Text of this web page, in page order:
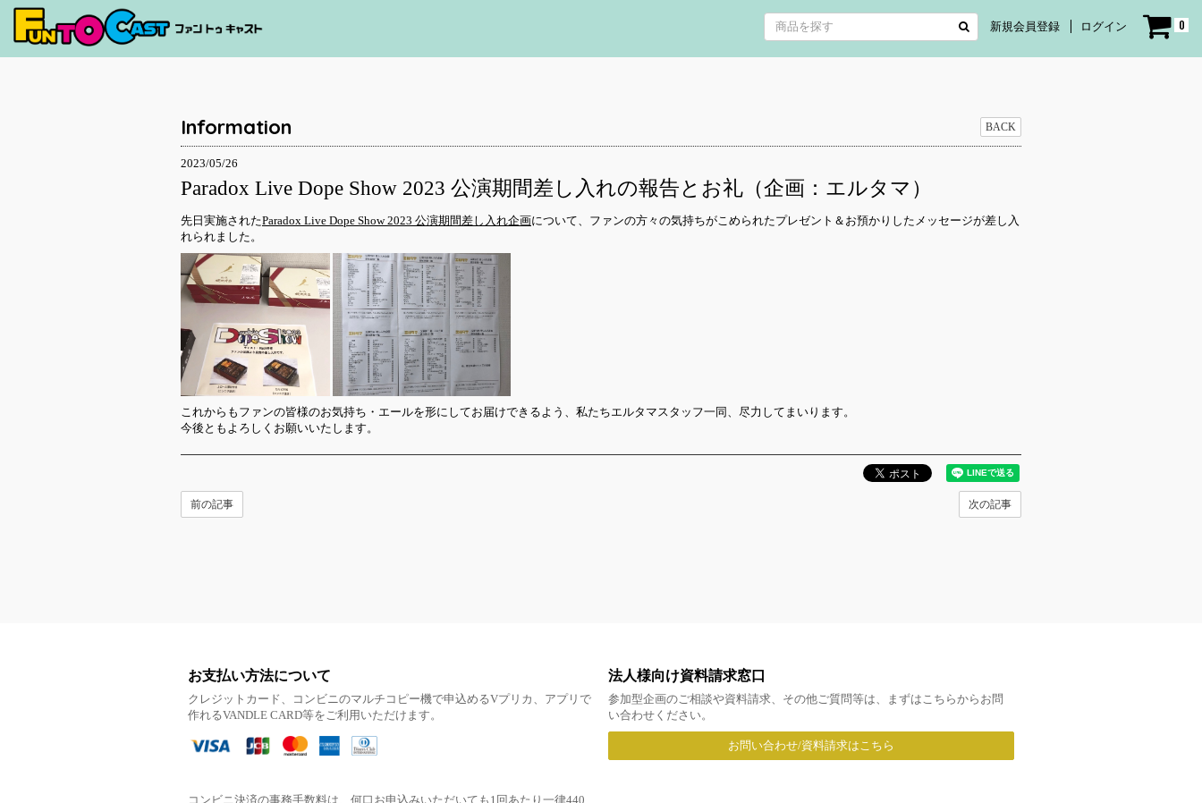
新規会員登録 ログイン 0
Information BACK
2023/05/26
Paradox Live Dope Show 2023 公演期間差し入れの報告とお礼（企画：エルタマ）
先日実施されたParadox Live Dope Show 2023 公演期間差し入れ企画について、ファンの方々の気持ちがこめられたプレゼント＆お預かりしたメッセージが差し入
れられました。
これからもファンの皆様のお気持ち・エールを形にしてお届けできるよう、私たちエルタマスタッフ一同、尽力してまいります。
今後ともよろしくお願いいたします。
次の記事
前の記事
お支払い方法について
クレジットカード、コンビニのマルチコピー機で申込めるVプリカ、アプリで
作れるVANDLE CARD等をご利用いただけます。
コンビニ決済の事務手数料は、何口お申込みいただいても1回あたり一律440
法人様向け資料請求窓口
参加型企画のご相談や資料請求、その他ご質問等は、まずはこちらからお問
い合わせください。
お問い合わせ/資料請求はこちら